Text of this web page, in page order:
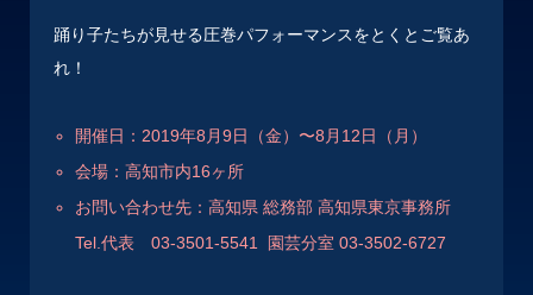
踊り子たちが見せる圧巻パフォーマンスをとくとご覧あ
れ！
開催日：2019年8月9日（金）〜8月12日（月）
会場：高知市内16ヶ所
お問い合わせ先：高知県 総務部 高知県東京事務所
Tel.代表 03-3501-5541 園芸分室 03-3502-6727